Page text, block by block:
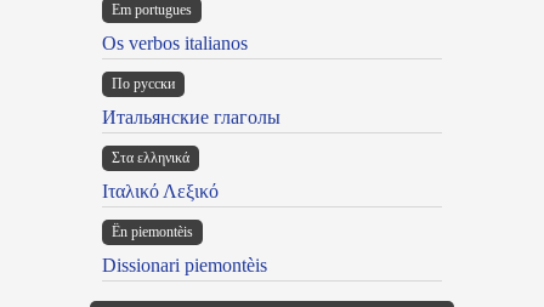
Em portugues
Os verbos italianos
По русски
Итальянские глаголы
Στα ελληνικά
Ιταλικό Λεξικό
Ën piemontèis
Dissionari piemontèis